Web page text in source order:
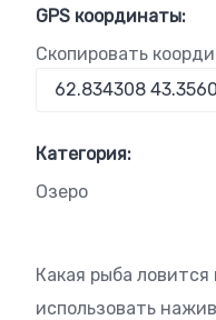
GPS координаты:
Скопировать
Категория:
Озеро
Какая рыба ловится
использовать